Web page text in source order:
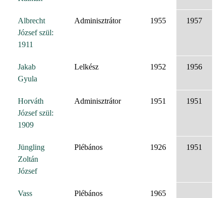
Albrecht
József szül:
1911
Adminisztrátor 1955 1957
Jakab
Gyula
Lelkész 1952 1956
Horváth
József szül:
1909
Adminisztrátor 1951 1951
Jüngling
Zoltán
József
Plébános 1926 1951
Vass
Plébános 1965